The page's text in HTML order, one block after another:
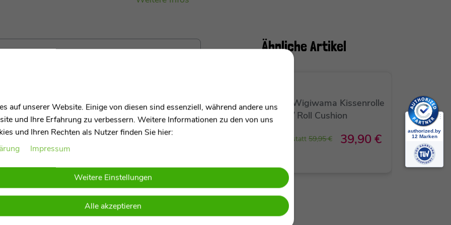
charmante Ergänzung für jeden Wohnraum. Mein
Breitcord, der aus recycelten PET-Flaschen
100 % ausMicro-Cluster-Faser, die zusätzliche
waschbar und antiallergen ist. Mit einer Größe von
für gemütliche Stunden auf dem Sofa oder im
Ihr mich einfach in der Maschine waschen. Mit
Ähnliche Artikel
Wigiwama Kissenrolle
/ Roll Cushion
statt 59,95 € 39,90 €
auf unserer Website. Einige von diesen sind essenziell, während andere uns
und Ihre Erfahrung zu verbessern. Weitere Informationen zu den von uns
und Ihren Rechten als Nutzer finden Sie hier:
Impressum
Weitere Einstellungen
Alle akzeptieren